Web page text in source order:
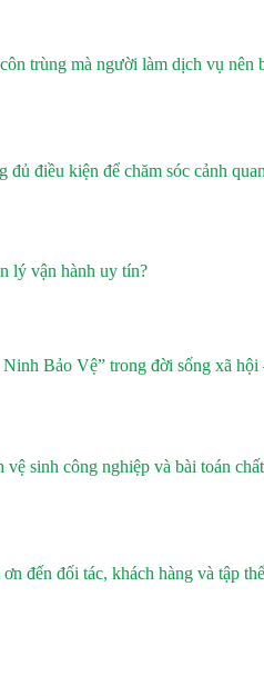
trùng mà người làm dịch vụ nên
điều kiện để chăm sóc cảnh
lý vận hành uy tín?
Bảo Vệ” trong đời sống xã hội
vệ sinh công nghiệp và bài toán
đến đối tác, khách hàng và tập